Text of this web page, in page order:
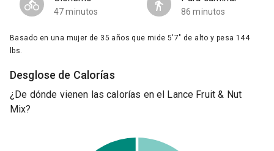
47 minutos 86 minutos
Basado en una mujer de 35 años que mide 5'7" de alto y pesa 144
lbs.
Desglose de Calorías
¿De dónde vienen las calorías en el Lance Fruit & Nut
Mix?